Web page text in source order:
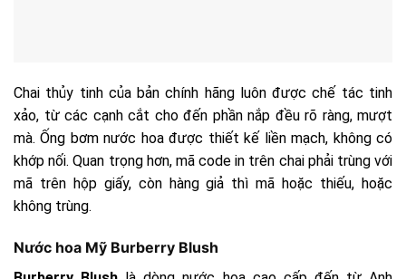
Chai thủy tinh của bản chính hãng luôn được chế tác tinh
xảo, từ các cạnh cắt cho đến phần nắp đều rõ ràng, mượt
mà. Ống bơm nước hoa được thiết kế liền mạch, không có
khớp nối. Quan trọng hơn, mã code in trên chai phải trùng với
mã trên hộp giấy, còn hàng giả thì mã hoặc thiếu, hoặc
không trùng.
Nước hoa Mỹ Burberry Blush